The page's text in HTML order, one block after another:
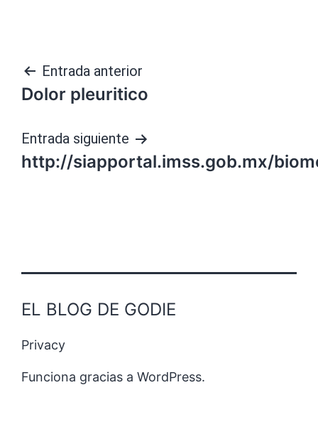
Navegación
de
entradas
Entrada anterior
Dolor pleuritico
Entrada siguiente
http://siapportal.imss.gob.mx/
EL BLOG DE GODIE
Privacy
Funciona gracias a WordPress.